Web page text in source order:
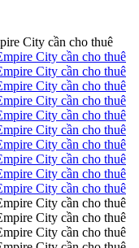
City cần cho thuê